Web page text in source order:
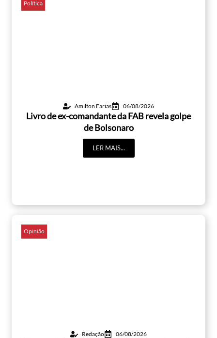
Política
Amilton Farias 06/08/2026
Livro de ex-comandante da FAB revela golpe
de Bolsonaro
LER MAIS...
Opinião
Redação 06/08/2026